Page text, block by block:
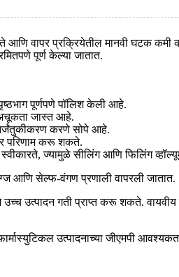
आणि वापर प्रक्रियेतील मानवी घटक
पूर्ण केल्या जातात.
पूर्णपणे पॉलिश केली आहे.
अचूकता जास्त आहे.
करणे सोपे आहे.
परिणाम करू शकते.
ज्यामुळे सीलिंग आणि फिलिंग
आणि सेल्फ-वंगण प्रणाली वापरली जातात.
उत्पादन गती प्राप्त करू शकते. वायवीय
उत्पादनाच्या जीएमपी